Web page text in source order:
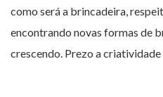
como será a brincadeira,
encontrando novas formas de
crescendo. Prezo a criatividade